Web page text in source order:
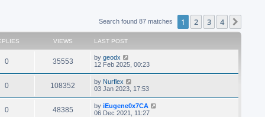
Search found 87 matches 1 2 3 4
VIEWS LAST POST
0 35553 by geodx
12 Feb 2025, 00:23
0 108352 by Nurflex
03 Jan 2023, 17:53
0 48385 by iEugene0x7CA
06 Dec 2021, 11:27